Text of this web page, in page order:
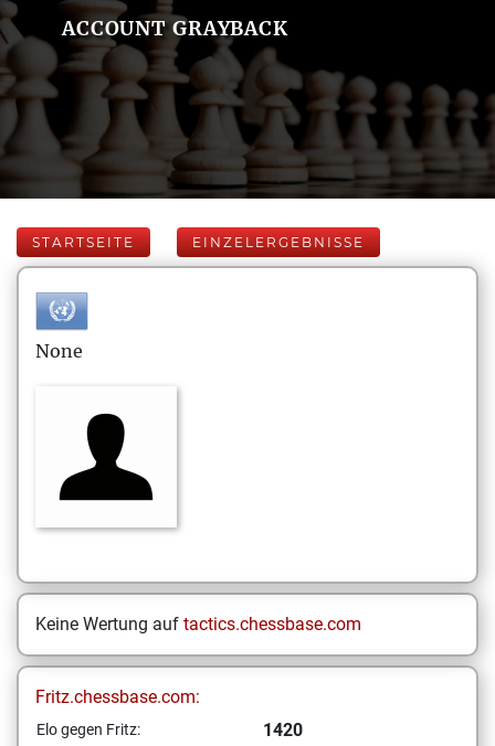
ACCOUNT GRAYBACK
STARTSEITE EINZELERGEBNISSE
None
Keine Wertung auf tactics.chessbase.com
Fritz.chessbase.com:
Elo gegen Fritz: 1420